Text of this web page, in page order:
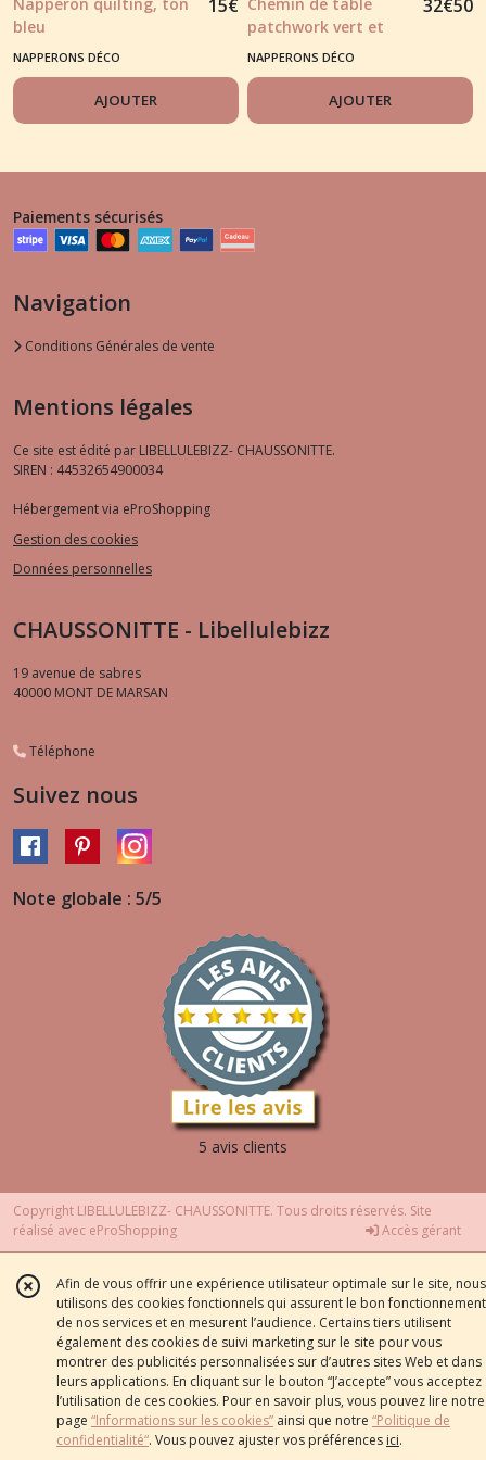
bleu
15€
NAPPERONS DÉCO
AJOUTER
patchwork vert et
broderies
32€50
NAPPERONS DÉCO
AJOUTER
Paiements sécurisés
Navigation
Conditions Générales de vente
Mentions légales
Ce site est édité par LIBELLULEBIZZ- CHAUSSONITTE.
SIREN : 44532654900034
Hébergement via eProShopping
Gestion des cookies
Données personnelles
CHAUSSONITTE - Libellulebizz
19 avenue de sabres
40000 MONT DE MARSAN
Téléphone
Suivez nous
Note globale : 5/5
5 avis clients
Copyright LIBELLULEBIZZ- CHAUSSONITTE. Tous droits réservés. Site
réalisé avec eProShopping Accès gérant
Afin de vous offrir une expérience utilisateur optimale sur le site, nous
utilisons des cookies fonctionnels qui assurent le bon fonctionnement
de nos services et en mesurent l’audience. Certains tiers utilisent
également des cookies de suivi marketing sur le site pour vous
montrer des publicités personnalisées sur d’autres sites Web et dans
leurs applications. En cliquant sur le bouton “J’accepte” vous acceptez
l’utilisation de ces cookies. Pour en savoir plus, vous pouvez lire notre
page “Informations sur les cookies” ainsi que notre “Politique de
confidentialité“. Vous pouvez ajuster vos préférences ici.